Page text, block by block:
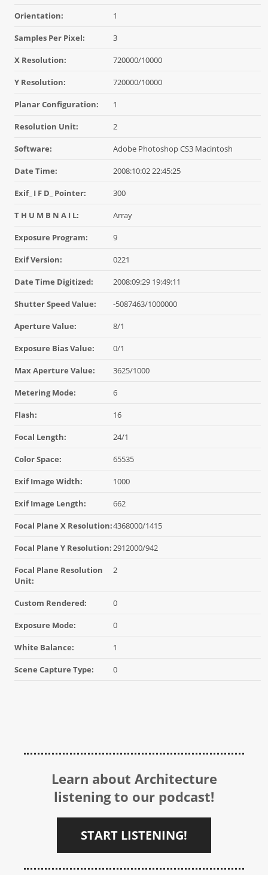
Orientation: 1
Samples Per Pixel: 3
X Resolution: 720000/10000
Y Resolution: 720000/10000
Planar Configuration: 1
Resolution Unit: 2
Software: Adobe Photoshop CS3 Macintosh
Date Time: 2008:10:02 22:45:25
Exif_ I F D_ Pointer: 300
T H U M B N A I L: Array
Exposure Program: 9
Exif Version: 0221
Date Time Digitized: 2008:09:29 19:49:11
Shutter Speed Value: -5087463/1000000
Aperture Value: 8/1
Exposure Bias Value: 0/1
Max Aperture Value: 3625/1000
Metering Mode: 6
Flash: 16
Focal Length: 24/1
Color Space: 65535
Exif Image Width: 1000
Exif Image Length: 662
Focal Plane X Resolution:4368000/1415
Focal Plane Y Resolution:2912000/942
Focal Plane Resolution
Unit:
2
Custom Rendered: 0
Exposure Mode: 0
White Balance: 1
Scene Capture Type: 0
Learn about Architecture
listening to our podcast!
START LISTENING!